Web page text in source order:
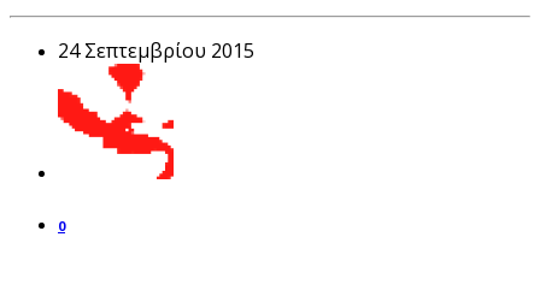
24 Σεπτεμβρίου 2015
0